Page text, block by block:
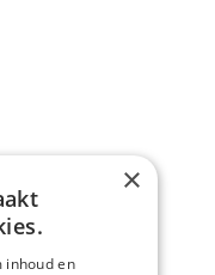
×
inhoud en